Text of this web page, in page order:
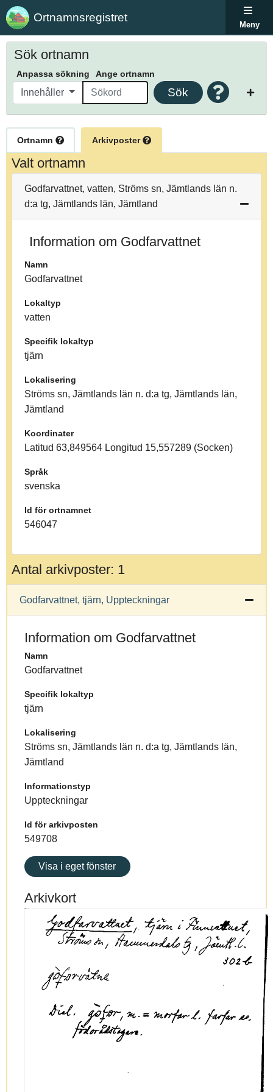
Ortnamnsregistret
Meny
Sök ortnamn
Anpassa sökning Ange ortnamn
Innehåller Sök
Ortnamn Arkivposter
Valt ortnamn
Godfarvattnet, vatten, Ströms sn, Jämtlands län n.
d:a tg, Jämtlands län, Jämtland
Information om Godfarvattnet
Namn
Godfarvattnet
Lokaltyp
vatten
Specifik lokaltyp
tjärn
Lokalisering
Ströms sn, Jämtlands län n. d:a tg, Jämtlands län,
Jämtland
Koordinater
Latitud 63,849564 Longitud 15,557289 (Socken)
Språk
svenska
Id för ortnamnet
546047
Antal arkivposter: 1
Godfarvattnet, tjärn, Uppteckningar
Information om Godfarvattnet
Namn
Godfarvattnet
Specifik lokaltyp
tjärn
Lokalisering
Ströms sn, Jämtlands län n. d:a tg, Jämtlands län,
Jämtland
Informationstyp
Uppteckningar
Id för arkivposten
549708
Visa i eget fönster
Arkivkort